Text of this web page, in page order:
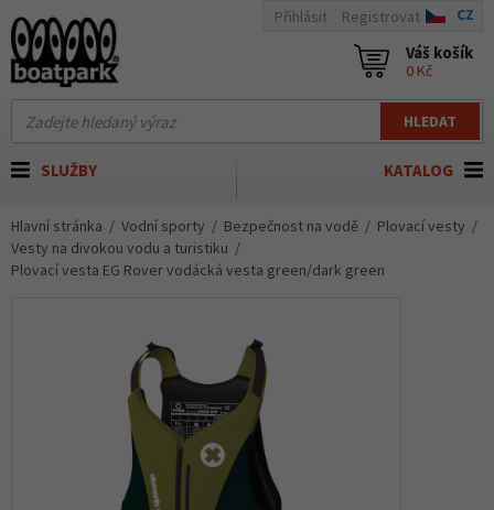
HLEDAT
Přihlásit Registrovat CZ
Váš košík
0 Kč
KATALOG
SLUŽBY
Hlavní stránka Vodní sporty Bezpečnost na vodě
Plovací vesty
Vesty na divokou vodu a turistiku
Plovací vesta EG Rover vodácká vesta green/dark green